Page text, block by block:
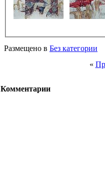
Размещено в Без категории
«
Комментарии